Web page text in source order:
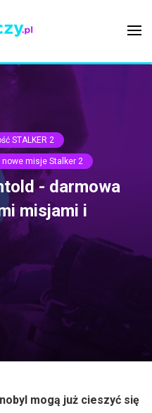
STALKER 2
nowe misje Stalker 2
- darmowa
misjami i
mogą już cieszyć się